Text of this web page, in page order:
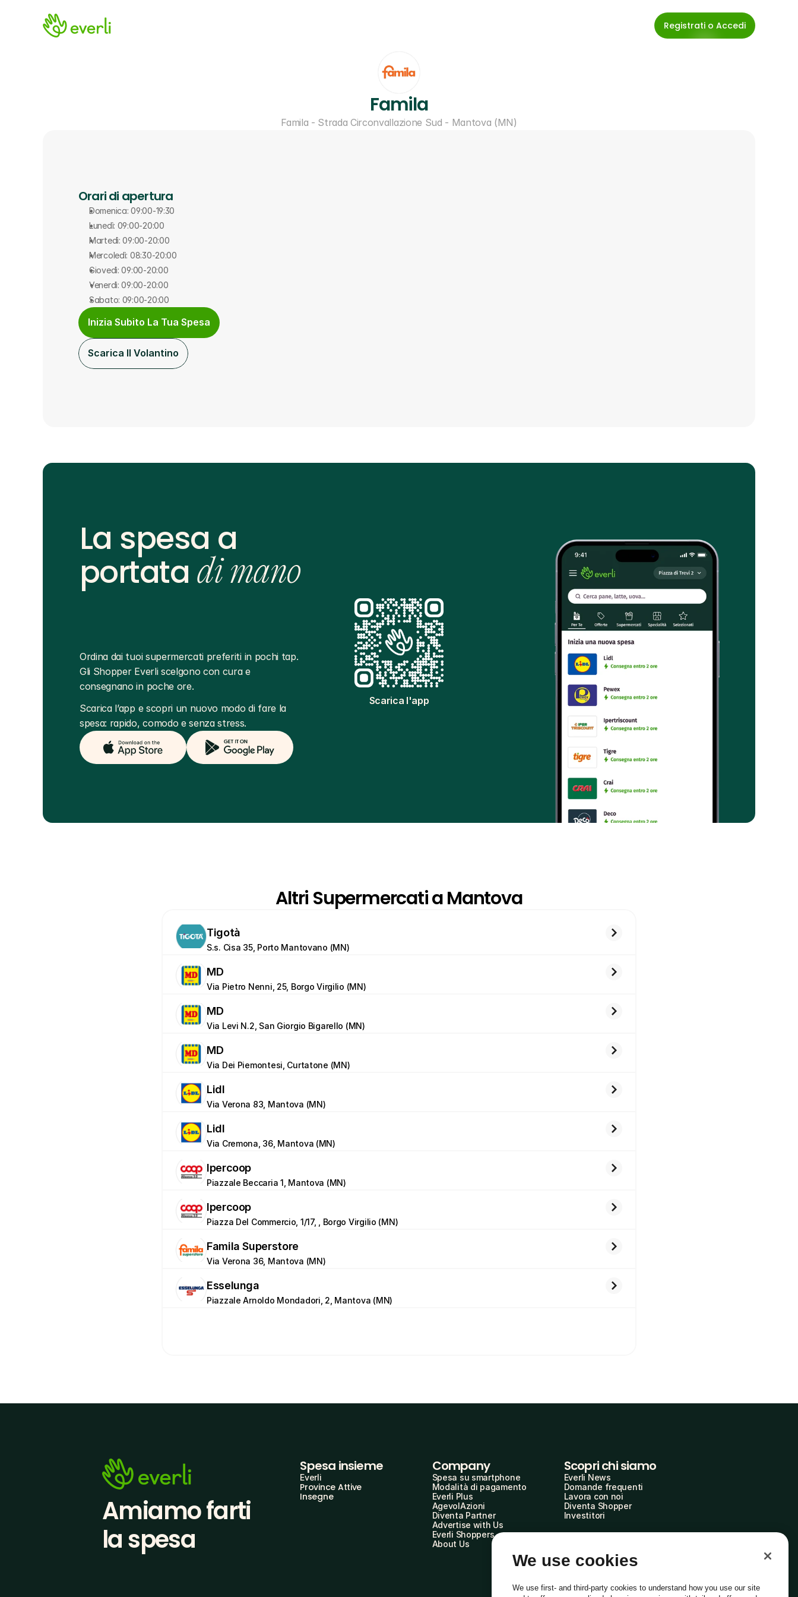
Registrati o Accedi
Famila
Famila - Strada Circonvallazione Sud - Mantova (MN)
Orari di apertura
Domenica: 09:00-19:30
Lunedì: 09:00-20:00
Martedì: 09:00-20:00
Mercoledì: 08:30-20:00
Giovedì: 09:00-20:00
Venerdì: 09:00-20:00
Sabato: 09:00-20:00
Inizia Subito La Tua Spesa
Scarica Il Volantino
Scarica l'app
La spesa a
portata di mano
Ordina dai tuoi supermercati preferiti in pochi tap.
Gli Shopper Everli scelgono con cura e
consegnano in poche ore.
Scarica l’app e scopri un nuovo modo di fare la
spesa: rapido, comodo e senza stress.
Altri Supermercati a Mantova
Tigotà
S.s. Cisa 35, Porto Mantovano (MN)
MD
Via Pietro Nenni, 25, Borgo Virgilio (MN)
MD
Via Levi N.2, San Giorgio Bigarello (MN)
MD
Via Dei Piemontesi, Curtatone (MN)
Lidl
Via Verona 83, Mantova (MN)
Lidl
Via Cremona, 36, Mantova (MN)
Ipercoop
Piazzale Beccaria 1, Mantova (MN)
Ipercoop
Piazza Del Commercio, 1/17, , Borgo Virgilio (MN)
Famila Superstore
Via Verona 36, Mantova (MN)
Esselunga
Piazzale Arnoldo Mondadori, 2, Mantova (MN)
Amiamo farti
la spesa
Spesa insieme
Everli
Province Attive
Insegne
Company
Spesa su smartphone
Modalità di pagamento
Everli Plus
AgevolAzioni
Diventa Partner
Advertise with Us
Everli Shoppers
About Us
Scopri chi siamo
Everli News
Domande frequenti
Lavora con noi
Diventa Shopper
Investitori
We use cookies
We use first- and third-party cookies to understand how you use our site